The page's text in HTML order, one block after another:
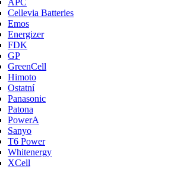
Cellevia Batteries
Emos
Energizer
FDK
GP
GreenCell
Himoto
Ostatní
Panasonic
Patona
PowerA
Sanyo
T6 Power
Whitenergy
XCell